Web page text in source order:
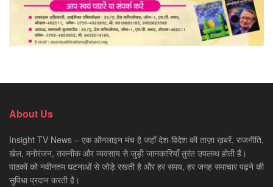
About Us
Insight TV News – एक ऑनलाइन मंच है जहाँ देश-विदेश की ताज़ा ख़बरें, राजनीति,
खेल, मनोरंजन, तकनीक और व्यवसाय से जुड़ी जानकारियाँ तुरंत उपलब्ध होती हैं।
पाठकों को नवीनतम घटनाओं से जोड़े रखती है और हर समय, हर जगह समाचार पढ़ने की
सुविधा प्रदान करती है।